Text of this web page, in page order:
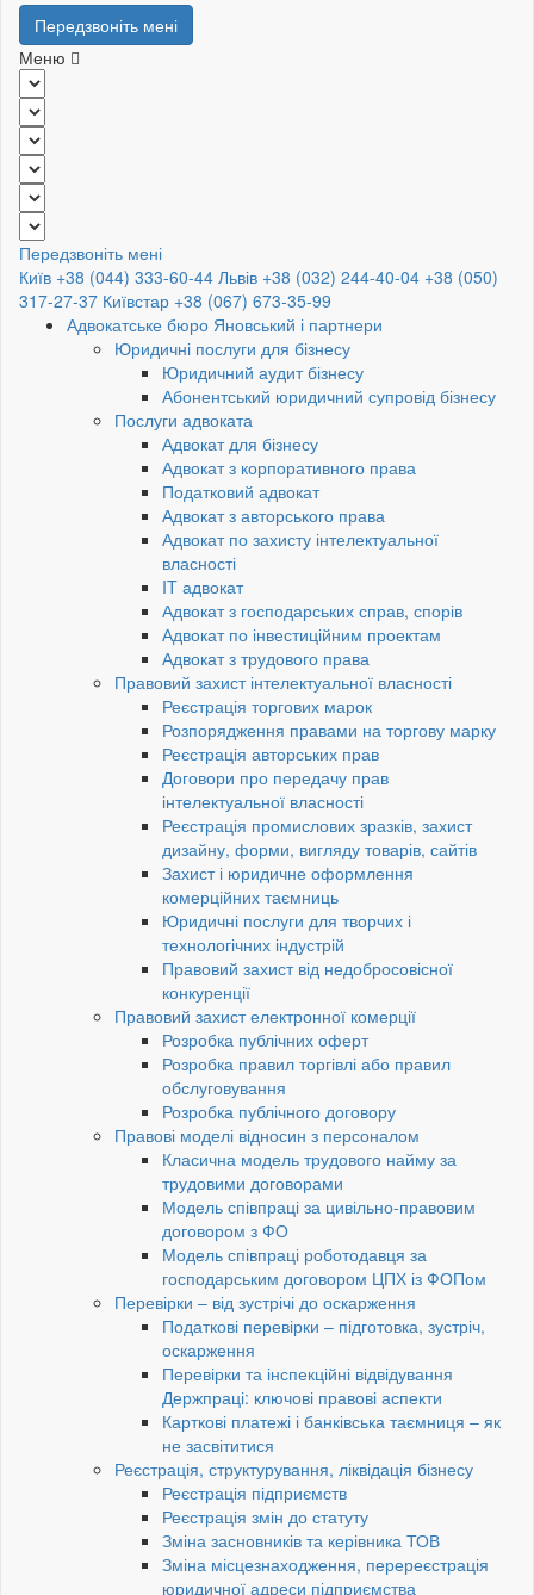
Передзвоніть мені
Меню
Передзвоніть мені
Київ +38 (044) 333-60-44 Львів +38 (032) 244-40-04 +38 (050)
317-27-37 Київстар +38 (067) 673-35-99
Адвокатське бюро Яновський і партнери
Юридичні послуги для бізнесу
Юридичний аудит бізнесу
Абонентський юридичний супровід бізнесу
Послуги адвоката
Адвокат для бізнесу
Адвокат з корпоративного права
Податковий адвокат
Адвокат з авторського права
Адвокат по захисту інтелектуальної
власності
IT адвокат
Адвокат з господарських справ, спорів
Адвокат по інвестиційним проектам
Адвокат з трудового права
Правовий захист інтелектуальної власності
Реєстрація торгових марок
Розпорядження правами на торгову марку
Реєстрація авторських прав
Договори про передачу прав
інтелектуальної власності
Реєстрація промислових зразків, захист
дизайну, форми, вигляду товарів, сайтів
Захист і юридичне оформлення
комерційних таємниць
Юридичні послуги для творчих і
технологічних індустрій
Правовий захист від недобросовісної
конкуренції
Правовий захист електронної комерції
Розробка публічних оферт
Розробка правил торгівлі або правил
обслуговування
Розробка публічного договору
Правові моделі відносин з персоналом
Класична модель трудового найму за
трудовими договорами
Модель співпраці за цивільно-правовим
договором з ФО
Модель співпраці роботодавця за
господарським договором ЦПХ із ФОПом
Перевірки – від зустрічі до оскарження
Податкові перевірки – підготовка, зустріч,
оскарження
Перевірки та інспекційні відвідування
Держпраці: ключові правові аспекти
Карткові платежі і банківська таємниця – як
не засвітитися
Реєстрація, структурування, ліквідація бізнесу
Реєстрація підприємств
Реєстрація змін до статуту
Зміна засновників та керівника ТОВ
Зміна місцезнаходження, перереєстрація
юридичної адреси підприємства